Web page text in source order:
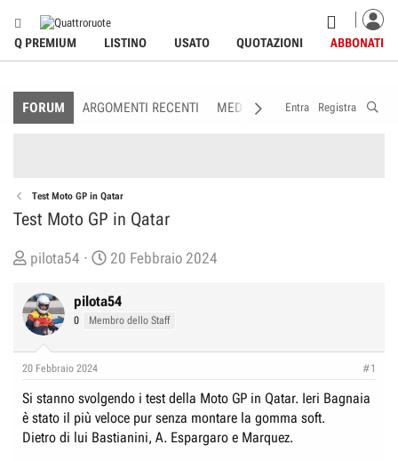
Q PREMIUM LISTINO USATO QUOTAZIONI ABBONATI
FORUM ARGOMENTI RECENTI MEDIA MEMBRI
Entra Registra
Test Moto GP in Qatar
Test Moto GP in Qatar
C
e
a
o
e
D
pilota54
D
t
a
n
i
20 Febbraio 2024
pilota54
0 Membro dello Staff
20 Febbraio 2024 #1
Si stanno svolgendo i test della Moto GP in Qatar. Ieri Bagnaia
è stato il più veloce pur senza montare la gomma soft.
Dietro di lui Bastianini, A. Espargaro e Marquez.